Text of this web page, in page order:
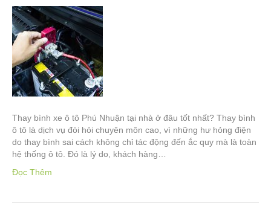
Thay bình xe ô tô Phú Nhuận tại nhà ở đâu tốt nhất? Thay bình
ô tô là dịch vụ đòi hỏi chuyên môn cao, vì những hư hỏng điện
do thay bình sai cách không chỉ tác động đến ắc quy mà là toàn
hệ thống ô tô. Đó là lý do, khách hàng…
Đọc Thêm